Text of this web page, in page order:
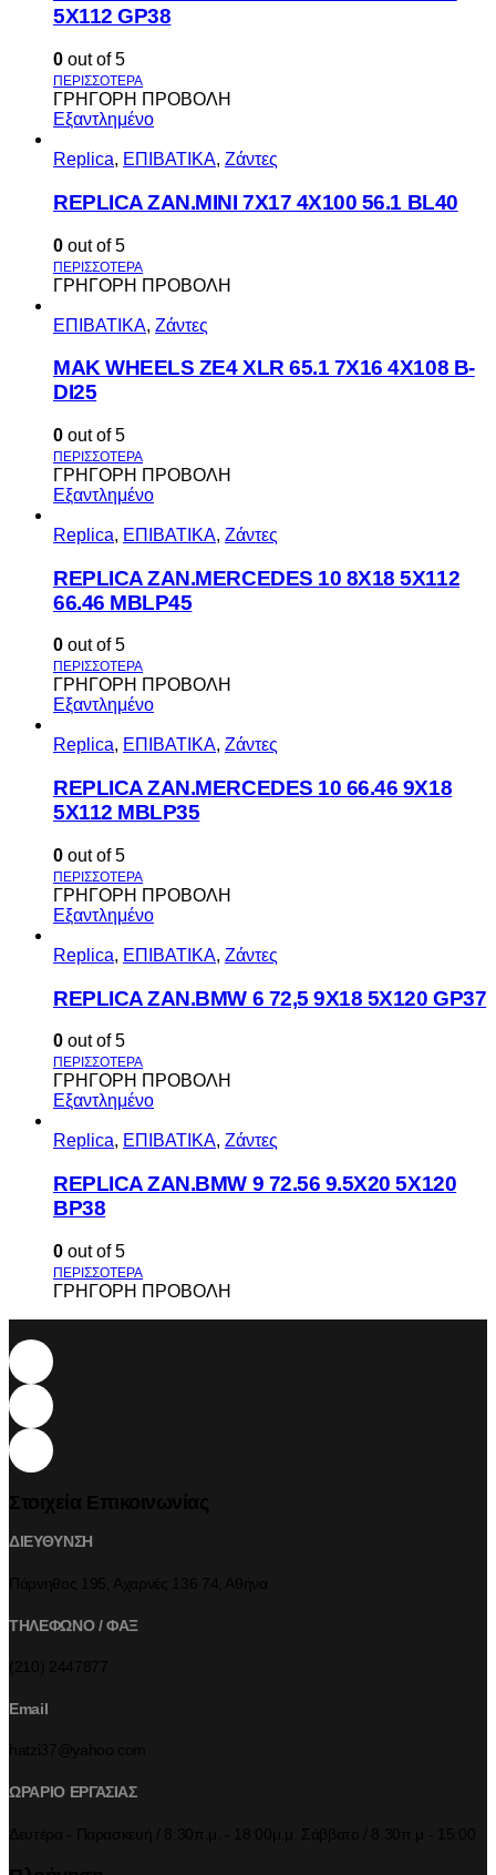
5X112 GP38
0 out of 5
ΓΡΗΓΟΡΗ ΠΡΟΒΟΛΗ
Εξαντλημένο
Replica, ΕΠΙΒΑΤΙΚΑ, Ζάντες
REPLICA ZAN.MINI 7X17 4X100 56.1 BL40
0 out of 5
ΓΡΗΓΟΡΗ ΠΡΟΒΟΛΗ
ΕΠΙΒΑΤΙΚΑ, Ζάντες
MAK WHEELS ΖΕ4 XLR 65.1 7Χ16 4Χ108 Β-
DI25
0 out of 5
ΓΡΗΓΟΡΗ ΠΡΟΒΟΛΗ
Εξαντλημένο
Replica, ΕΠΙΒΑΤΙΚΑ, Ζάντες
REPLICA ZAN.MERCEDES 10 8X18 5X112
66.46 MBLP45
0 out of 5
ΓΡΗΓΟΡΗ ΠΡΟΒΟΛΗ
Εξαντλημένο
Replica, ΕΠΙΒΑΤΙΚΑ, Ζάντες
REPLICA ZAN.MERCEDES 10 66.46 9X18
5X112 MBLP35
0 out of 5
ΓΡΗΓΟΡΗ ΠΡΟΒΟΛΗ
Εξαντλημένο
Replica, ΕΠΙΒΑΤΙΚΑ, Ζάντες
REPLICA ZAN.BMW 6 72,5 9X18 5X120 GP37
0 out of 5
ΓΡΗΓΟΡΗ ΠΡΟΒΟΛΗ
Εξαντλημένο
Replica, ΕΠΙΒΑΤΙΚΑ, Ζάντες
REPLICA ZAN.BMW 9 72.56 9.5X20 5X120
BP38
0 out of 5
ΓΡΗΓΟΡΗ ΠΡΟΒΟΛΗ
ΔΙΕΥΘΥΝΣΗ
ΤΗΛΕΦΩΝΟ / ΦΑΞ
Email
ΩΡΑΡΙΟ ΕΡΓΑΣΙΑΣ